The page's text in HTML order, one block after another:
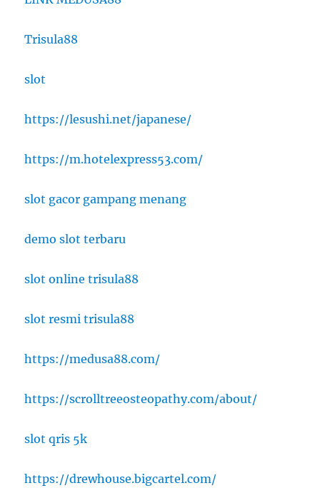
Trisula88
slot
https://lesushi.net/japanese/
https://m.hotelexpress53.com/
slot gacor gampang menang
demo slot terbaru
slot online trisula88
slot resmi trisula88
https://medusa88.com/
https://scrolltreeosteopathy.com/about/
slot qris 5k
https://drewhouse.bigcartel.com/